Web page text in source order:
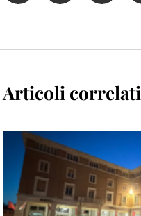
Articoli correlati